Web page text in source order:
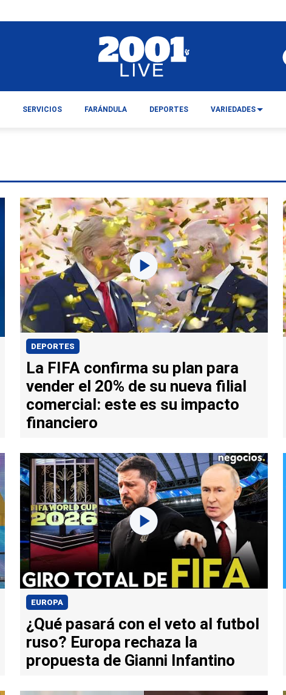
DEPORTES
La FIFA confirma su plan para
vender el 20% de su nueva filial
comercial: este es su impacto
financiero
EUROPA
¿Qué pasará con el veto al futbol
ruso? Europa rechaza la
propuesta de Gianni Infantino
SERVICIOS FARÁNDULA DEPORTES VARIEDADES